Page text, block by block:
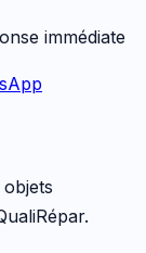
immédiate